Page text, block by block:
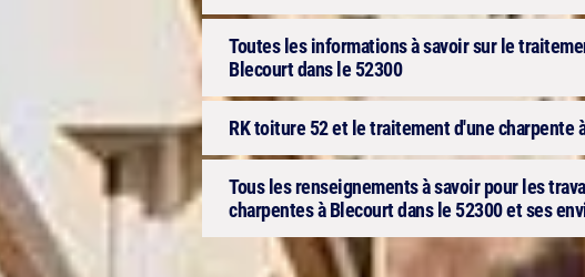
Toutes les informations à savoir sur le
Blecourt dans le 52300
RK toiture 52 et le traitement d'une charpente
Tous les renseignements à savoir pour les
charpentes à Blecourt dans le 52300 et ses